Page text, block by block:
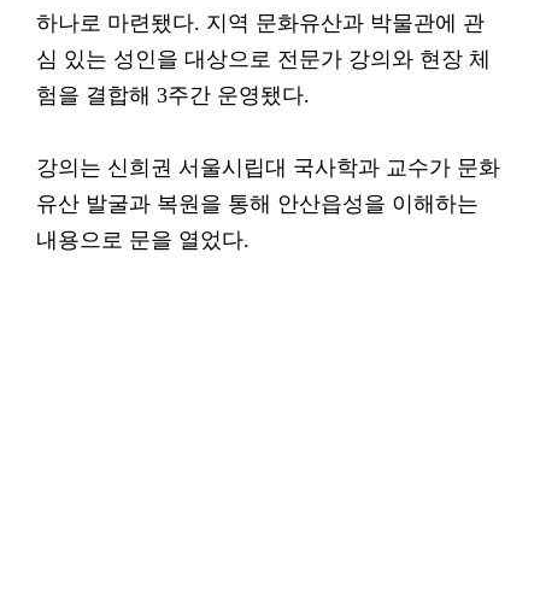
하나로 마련됐다. 지역 문화유산과 박물관에 관
심 있는 성인을 대상으로 전문가 강의와 현장 체
험을 결합해 3주간 운영됐다.
강의는 신희권 서울시립대 국사학과 교수가 문화
유산 발굴과 복원을 통해 안산읍성을 이해하는
내용으로 문을 열었다.